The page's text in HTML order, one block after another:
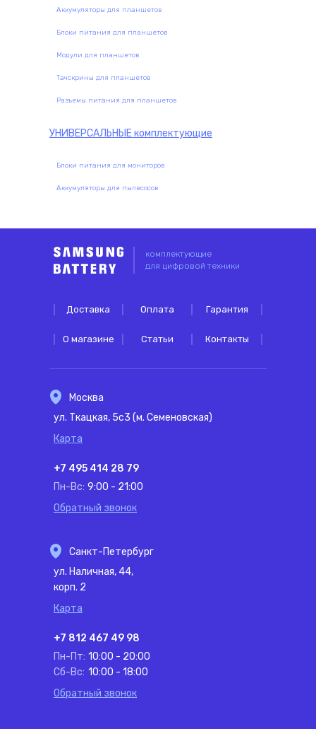
Аккумуляторы для планшетов
Блоки питания для планшетов
Модули для планшетов
Тачскрины для планшетов
Разъемы питания для планшетов
УНИВЕРСАЛЬНЫЕкомплектующие
Блоки питания для мониторов
Аккумуляторы для пылесосов
комплектующие
для цифровой техники
Доставка Оплата Гарантия
О магазине Статьи Контакты
Москва
ул. Ткацкая, 5с3 (м. Семеновская)
Карта
+7 495 414 28 79
Пн-Вс: 9:00 - 21:00
Обратный звонок
Санкт-Петербург
ул. Наличная, 44,
корп. 2
Карта
+7 812 467 49 98
Пн-Пт: 10:00 - 20:00
Сб-Вс: 10:00 - 18:00
Обратный звонок